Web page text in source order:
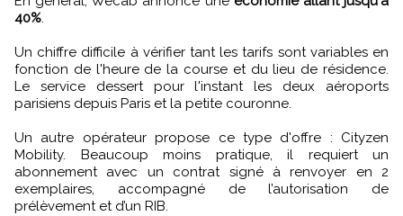
40%.
Un chiffre difficile à vérifier tant les tarifs sont variables en
fonction de l'heure de la course et du lieu de résidence.
Le service dessert pour l'instant les deux aéroports
parisiens depuis Paris et la petite couronne.
Un autre opérateur propose ce type d'offre : Cityzen
Mobility. Beaucoup moins pratique, il requiert un
abonnement avec un contrat signé à renvoyer en 2
exemplaires, accompagné de l’autorisation de
prélèvement et d’un RIB.